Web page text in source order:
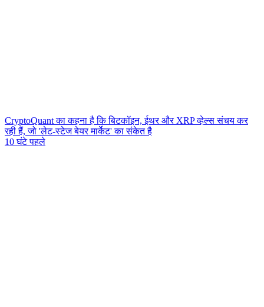
CryptoQuant का कहना है कि बिटकॉइन, ईथर और XRP व्हेल्स संचय कर
रही हैं, जो 'लेट-स्टेज बेयर मार्केट' का संकेत है
10 घंटे पहले